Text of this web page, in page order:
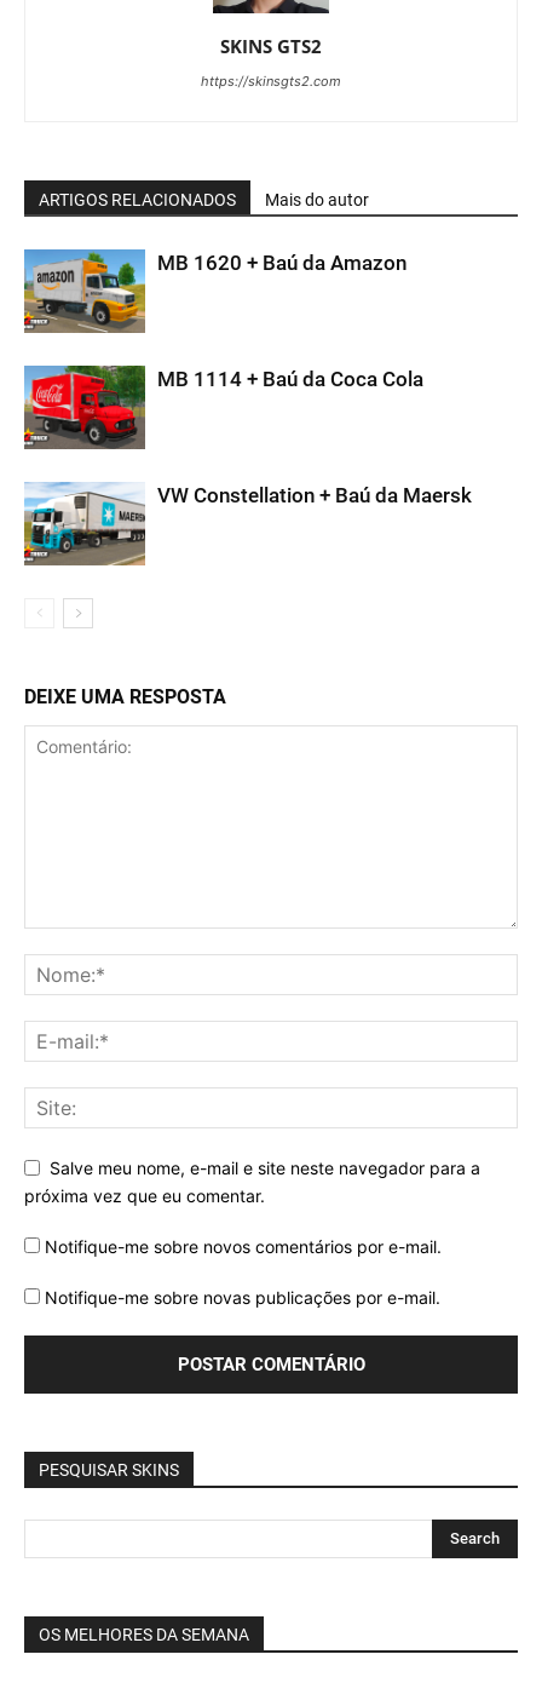
SKINS GTS2
https://skinsgts2.com
ARTIGOS RELACIONADOS Mais do autor
MB 1620 + Baú da Amazon
MB 1114 + Baú da Coca Cola
VW Constellation + Baú da Maersk
DEIXE UMA RESPOSTA
Salve meu nome, e-mail e site neste navegador para a
próxima vez que eu comentar.
Notifique-me sobre novos comentários por e-mail.
Notifique-me sobre novas publicações por e-mail.
PESQUISAR SKINS
OS MELHORES DA SEMANA